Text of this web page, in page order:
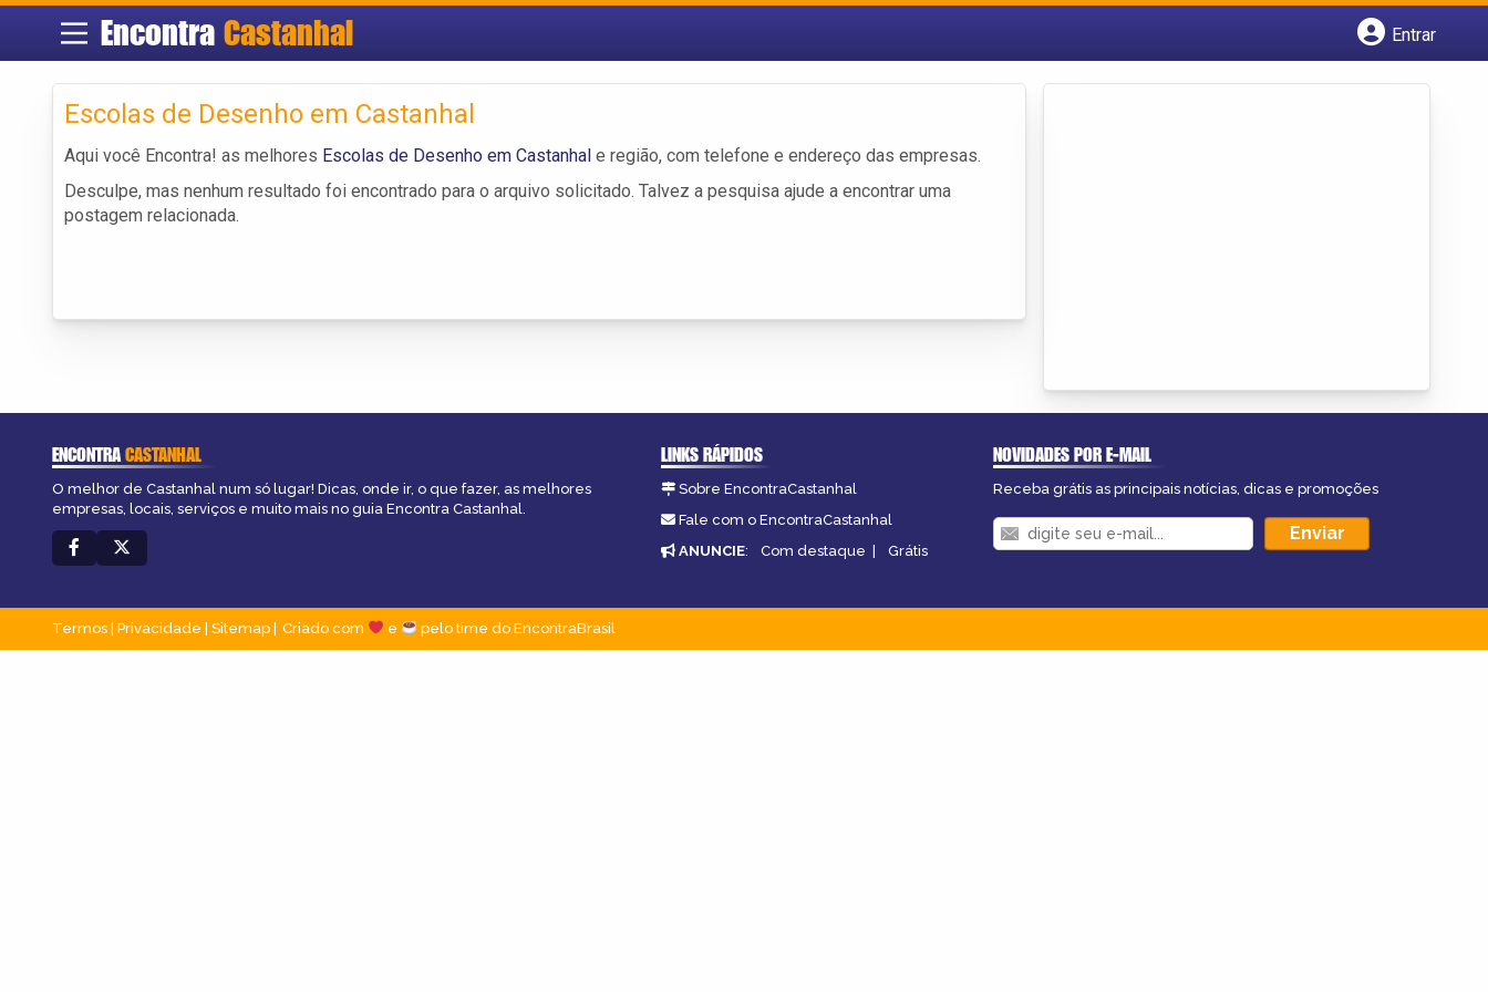
Encontra Castanhal
Entrar
Escolas de Desenho em Castanhal
Aqui você Encontra! as melhores Escolas de Desenho em Castanhal e região, com telefone e endereço das empresas.
Desculpe, mas nenhum resultado foi encontrado para o arquivo solicitado. Talvez a pesquisa ajude a encontrar uma
postagem relacionada.
ENCONTRACASTANHAL
O melhor de Castanhal num só lugar! Dicas, onde ir, o que fazer, as melhores
empresas, locais, serviços e muito mais no guia Encontra Castanhal.
LINKS RÁPIDOS
Sobre EncontraCastanhal
Fale com o EncontraCastanhal
ANUNCIE: Com destaque | Grátis
NOVIDADES POR E-MAIL
Receba grátis as principais notícias, dicas e promoções
Termos Privacidade Sitemap Criado com e pelo time do EncontraBrasil